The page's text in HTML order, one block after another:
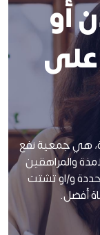
أو
على
هي جمعية نفع
التلامذة والمراهقين
و/او تشتت
أفضل.